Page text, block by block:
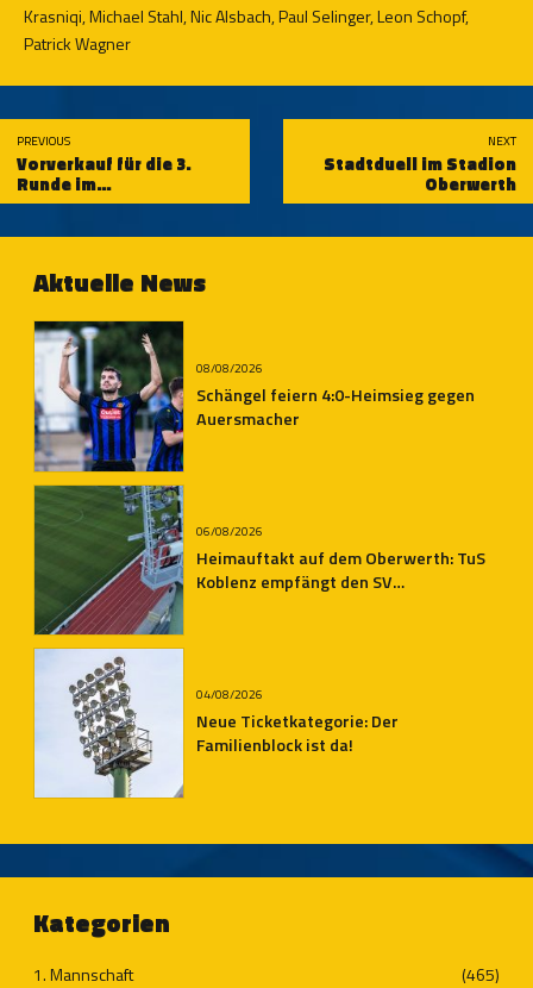
Krasniqi, Michael Stahl, Nic Alsbach, Paul Selinger, Leon Schopf,
Patrick Wagner
PREVIOUS
Vorverkauf für die 3.
Runde im
Rheinlandpokal beginnt
NEXT
Stadtduell im Stadion
Oberwerth
Aktuelle News
08/08/2026
Schängel feiern 4:0-Heimsieg gegen
Auersmacher
06/08/2026
Heimauftakt auf dem Oberwerth: TuS
Koblenz empfängt den SV
04/08/2026
Neue Ticketkategorie: Der
Familienblock ist da!
Kategorien
1. Mannschaft (465)